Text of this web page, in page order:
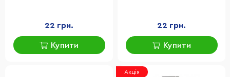
22 грн.
Купити
22 грн.
Купити
Акція